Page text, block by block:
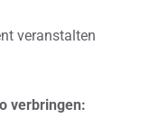
veranstalten
verbringen: